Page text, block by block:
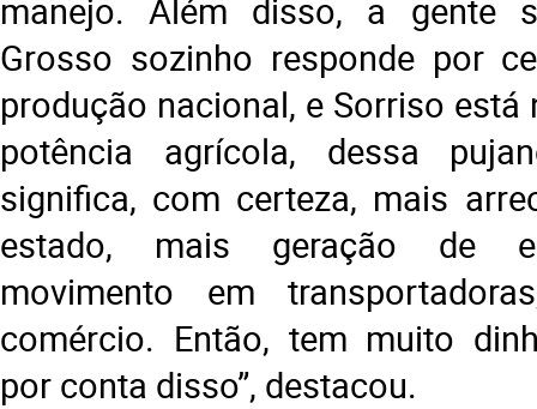
manejo. Além disso, a gente
Grosso sozinho responde por
produção nacional, e Sorriso está
potência agrícola, dessa
significa, com certeza, mais
estado, mais geração de
movimento em
comércio. Então, tem muito
por conta disso”, destacou.